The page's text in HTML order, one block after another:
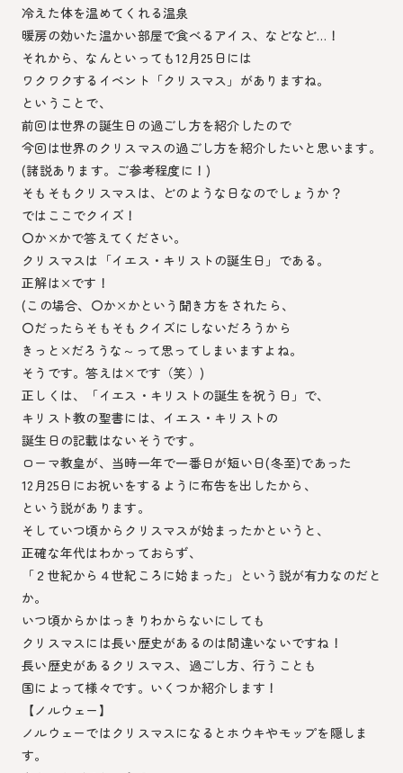
冷えた体を温めてくれる温泉
暖房の効いた温かい部屋で食べるアイス、などなど…！
それから、なんといっても12月25日には
ワクワクするイベント「クリスマス」がありますね。
ということで、
前回は世界の誕生日の過ごし方を紹介したので
今回は世界のクリスマスの過ごし方を紹介したいと思います。
(諸説あります。ご参考程度に！)
そもそもクリスマスは、どのような日なのでしょうか？
ではここでクイズ！
〇か×かで答えてください。
クリスマスは「イエス・キリストの誕生日」である。
正解は×です！
(この場合、〇か×かという聞き方をされたら、
〇だったらそもそもクイズにしないだろうから
きっと×だろうな～って思ってしまいますよね。
そうです。答えは×です（笑）)
正しくは、「イエス・キリストの誕生を祝う日」で、
キリスト教の聖書には、イエス・キリストの
誕生日の記載はないそうです。
ローマ教皇が、当時一年で一番日が短い日(冬至)であった
12月25日にお祝いをするように布告を出したから、
という説があります。
そしていつ頃からクリスマスが始まったかというと、
正確な年代はわかっておらず、
「２世紀から４世紀ころに始まった」という説が有力なのだと
か。
いつ頃からかはっきりわからないにしても
クリスマスには長い歴史があるのは間違いないですね！
長い歴史があるクリスマス、過ごし方、行うことも
国によって様々です。いくつか紹介します！
【ノルウェー】
ノルウェーではクリスマスになるとホウキやモップを隠しま
す。